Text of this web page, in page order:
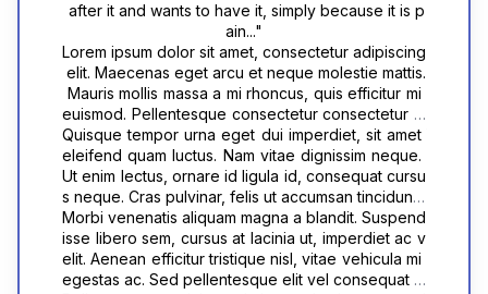
after it and wants to have it, simply because it is p
ain..."
Lorem ipsum dolor sit amet, consectetur adipiscing
elit. Maecenas eget arcu et neque molestie mattis.
Mauris mollis massa a mi rhoncus, quis efficitur mi
euismod. Pellentesque consectetur consectetur m
agna vitae viverra. Quisque molestie ultricies eleif
end. Nulla commodo ullamcorper risus, ut sceleris
que urna aliquet vel. Suspendisse potenti. Vestibul
um tempus interdum urna, non congue lorem vene
natis in. Suspendisse mollis nunc et maximus feugi
at. Donec pharetra lectus at nunc convallis, ac max
imus tortor volutpat. In hac habitasse platea dictum
st. Quisque tincidunt posuere lorem sit amet feugia
Quisque tempor urna eget dui imperdiet, sit amet
eleifend quam luctus. Nam vitae dignissim neque.
Ut enim lectus, ornare id ligula id, consequat cursu
s neque. Cras pulvinar, felis ut accumsan tincidunt,
neque lacus luctus enim, vitae cursus sem elit quis
nisl. Etiam fringilla sem quam, vel maximus ipsum or
nare quis. Etiam arcu nisl, egestas eu volutpat eget
, facilisis eget augue. Phasellus pulvinar consequa
Morbi venenatis aliquam magna a blandit. Suspend
isse libero sem, cursus at lacinia ut, imperdiet ac v
elit. Aenean efficitur tristique nisl, vitae vehicula mi
egestas ac. Sed pellentesque elit vel consequat m